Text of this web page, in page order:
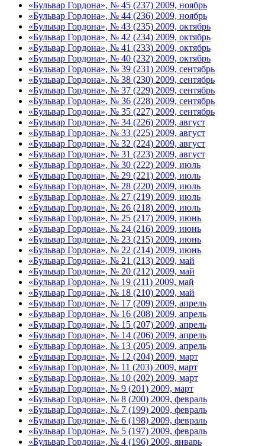
«Бульвар Гордона», № 45 (237) 2009, ноябрь
«Бульвар Гордона», № 44 (236) 2009, ноябрь
«Бульвар Гордона», № 43 (235) 2009, октябрь
«Бульвар Гордона», № 42 (234) 2009, октябрь
«Бульвар Гордона», № 41 (233) 2009, октябрь
«Бульвар Гордона», № 40 (232) 2009, октябрь
«Бульвар Гордона», № 39 (231) 2009, сентябрь
«Бульвар Гордона», № 38 (230) 2009, сентябрь
«Бульвар Гордона», № 37 (229) 2009, сентябрь
«Бульвар Гордона», № 36 (228) 2009, сентябрь
«Бульвар Гордона», № 35 (227) 2009, сентябрь
«Бульвар Гордона», № 34 (226) 2009, август
«Бульвар Гордона», № 33 (225) 2009, август
«Бульвар Гордона», № 32 (224) 2009, август
«Бульвар Гордона», № 31 (223) 2009, август
«Бульвар Гордона», № 30 (222) 2009, июль
«Бульвар Гордона», № 29 (221) 2009, июль
«Бульвар Гордона», № 28 (220) 2009, июль
«Бульвар Гордона», № 27 (219) 2009, июль
«Бульвар Гордона», № 26 (218) 2009, июль
«Бульвар Гордона», № 25 (217) 2009, июнь
«Бульвар Гордона», № 24 (216) 2009, июнь
«Бульвар Гордона», № 23 (215) 2009, июнь
«Бульвар Гордона», № 22 (214) 2009, июнь
«Бульвар Гордона», № 21 (213) 2009, май
«Бульвар Гордона», № 20 (212) 2009, май
«Бульвар Гордона», № 19 (211) 2009, май
«Бульвар Гордона», № 18 (210) 2009, май
«Бульвар Гордона», № 17 (209) 2009, апрель
«Бульвар Гордона», № 16 (208) 2009, апрель
«Бульвар Гордона», № 15 (207) 2009, апрель
«Бульвар Гордона», № 14 (206) 2009, апрель
«Бульвар Гордона», № 13 (205) 2009, апрель
«Бульвар Гордона», № 12 (204) 2009, март
«Бульвар Гордона», № 11 (203) 2009, март
«Бульвар Гордона», № 10 (202) 2009, март
«Бульвар Гордона», № 9 (201) 2009, март
«Бульвар Гордона», № 8 (200) 2009, февраль
«Бульвар Гордона», № 7 (199) 2009, февраль
«Бульвар Гордона», № 6 (198) 2009, февраль
«Бульвар Гордона», № 5 (197) 2009, февраль
«Бульвар Гордона», № 4 (196) 2009, январь